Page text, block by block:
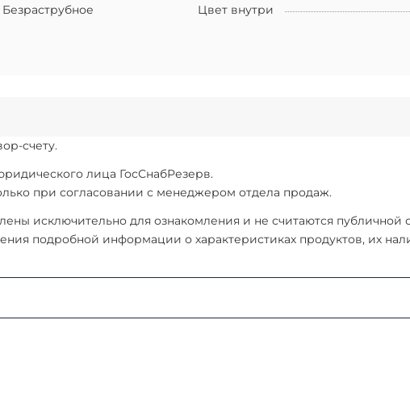
Безраструбное Цвет внутри
счету.
лица ГосСнабРезерв.
при согласовании с менеджером отдела продаж.
исключительно для ознакомления и не считаются публичной
подробной информации о характеристиках продуктов, их